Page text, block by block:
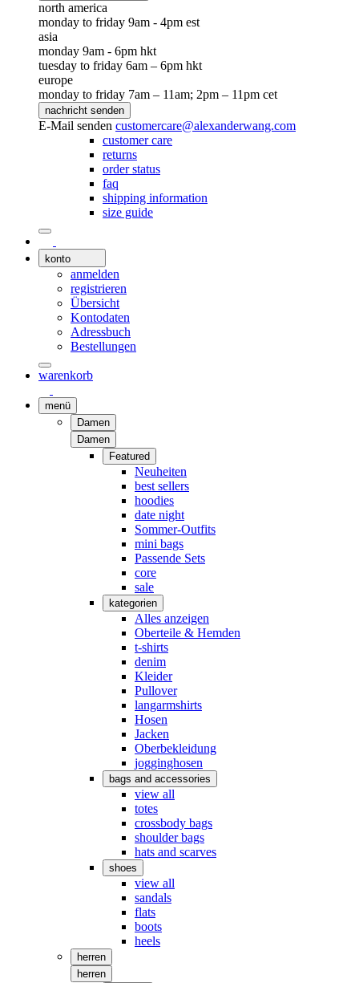
north america
monday to friday 9am - 4pm est
asia
monday 9am - 6pm hkt
tuesday to friday 6am – 6pm hkt
europe
monday to friday 7am – 11am; 2pm – 11pm cet
nachricht senden
E-Mail senden customercare@alexanderwang.com
customer care
returns
order status
faq
shipping information
size guide
konto
anmelden
registrieren
Übersicht
Kontodaten
Adressbuch
Bestellungen
warenkorb
menü
Damen
Damen
Featured
Neuheiten
best sellers
hoodies
date night
Sommer-Outfits
mini bags
Passende Sets
core
sale
kategorien
Alles anzeigen
Oberteile & Hemden
t-shirts
denim
Kleider
Pullover
langarmshirts
Hosen
Jacken
Oberbekleidung
jogginghosen
bags and accessories
view all
totes
crossbody bags
shoulder bags
hats and scarves
shoes
view all
sandals
flats
boots
heels
herren
herren